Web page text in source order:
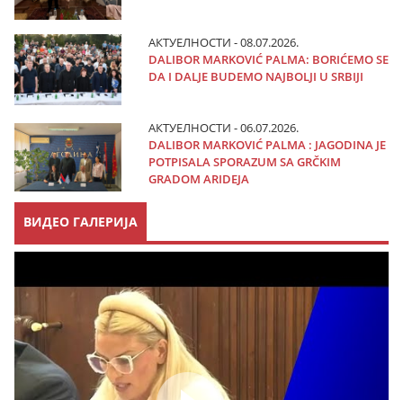
АКТУЕЛНОСТИ - 08.07.2026.
DALIBOR MARKOVIĆ PALMA: BORIĆEMO SE
DA I DALJE BUDEMO NAJBOLJI U SRBIJI
АКТУЕЛНОСТИ - 06.07.2026.
DALIBOR MARKOVIĆ PALMA : JAGODINA JE
POTPISALA SPORAZUM SA GRČKIM
GRADOM ARIDEJA
ВИДЕО ГАЛЕРИЈА